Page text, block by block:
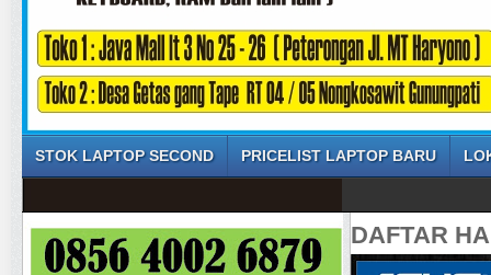
STOK LAPTOP SECOND PRICELIST LAPTOP BARU
DAFTAR